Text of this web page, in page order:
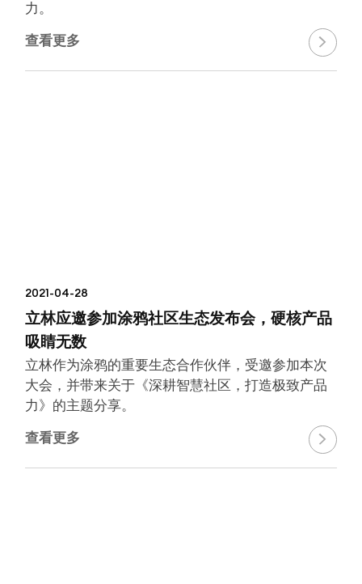
力。
查看更多 
2021-04-28
立林应邀参加涂鸦社区生态发布会，硬核产品
吸睛无数
立林作为涂鸦的重要生态合作伙伴，受邀参加本次
大会，并带来关于《深耕智慧社区，打造极致产品
力》的主题分享。
查看更多 